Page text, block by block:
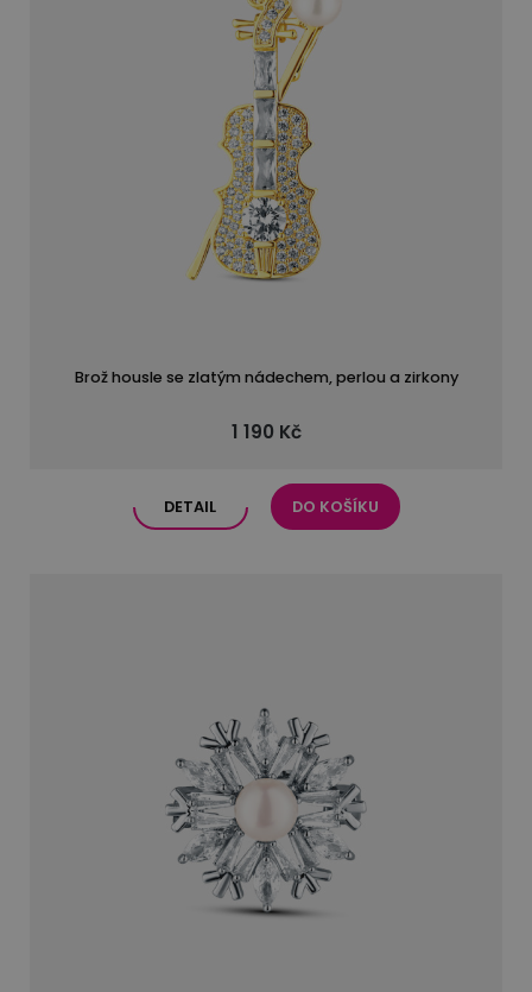
Brož housle se zlatým nádechem, perlou a zirkony
1 190 Kč
DETAIL DO KOŠÍKU